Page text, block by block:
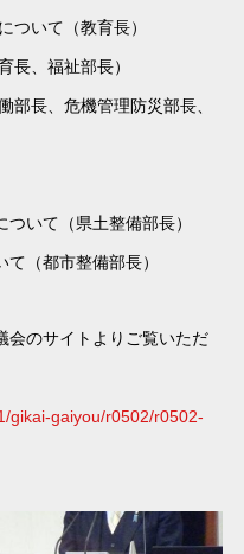
ついて（教育長）
長、福祉部長）
部長、危機管理防災部長、
ついて（県土整備部長）
て（都市整備部長）
会のサイトよりご覧いただ
gikai-gaiyou/r0502/r0502-